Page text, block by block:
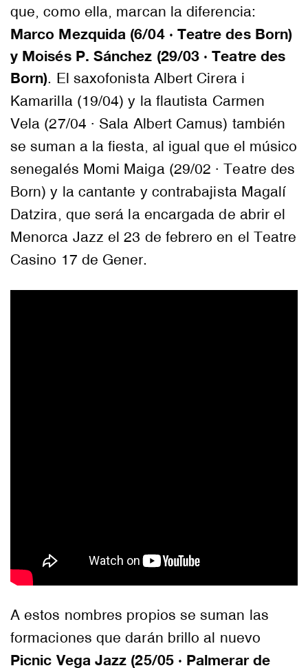
que, como ella, marcan la diferencia:
Marco Mezquida (6/04 · Teatre des Born)
y Moisés P. Sánchez (29/03 · Teatre des
Born). El saxofonista Albert Cirera i
Kamarilla (19/04) y la flautista Carmen
Vela (27/04 · Sala Albert Camus) también
se suman a la fiesta, al igual que el músico
senegalés Momi Maiga (29/02 · Teatre des
Born) y la cantante y contrabajista Magalí
Datzira, que será la encargada de abrir el
Menorca Jazz el 23 de febrero en el Teatre
Casino 17 de Gener.
A estos nombres propios se suman las
formaciones que darán brillo al nuevo
Picnic Vega Jazz (25/05 · Palmerar de